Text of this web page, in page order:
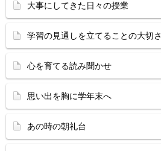
大事にしてきた日々の授業
学習の見通しを立てることの大切さ
心を育てる読み聞かせ
思い出を胸に学年末へ
あの時の朝礼台